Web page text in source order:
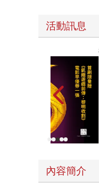
活動訊息
內容簡介